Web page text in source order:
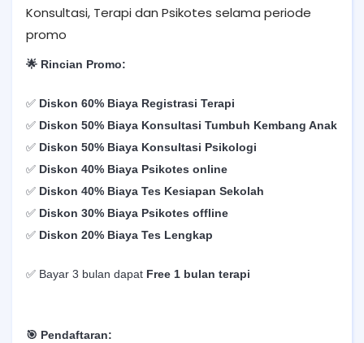
Konsultasi, Terapi dan Psikotes selama periode
promo
🌟 Rincian Promo:
✅ Diskon 60% Biaya Registrasi Terapi
✅ Diskon 50% Biaya Konsultasi Tumbuh Kembang Anak
✅ Diskon 50% Biaya Konsultasi Psikologi
✅ Diskon 40% Biaya Psikotes online
✅ Diskon 40% Biaya Tes Kesiapan Sekolah
✅ Diskon 30% Biaya Psikotes offline
✅ Diskon 20% Biaya Tes Lengkap
✅ Bayar 3 bulan dapat Free 1 bulan terapi
🎯 Pendaftaran: